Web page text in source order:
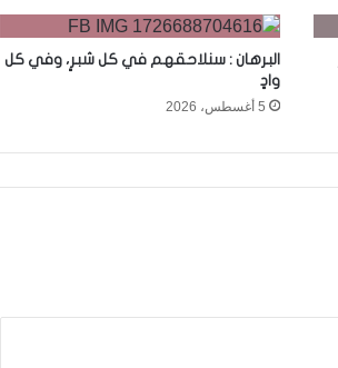
البرهان : سنلاحقهم في كل شبرٍ، وفي كل
وادٍ
5 أغسطس، 2026